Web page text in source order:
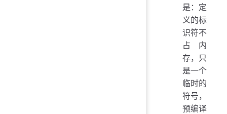
是：定
义的标
识符不
占内
存，只
是一个
临时的
符号，
预编译